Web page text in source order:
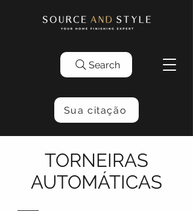
Search
Sua citação
TORNEIRAS
AUTOMÁTICAS